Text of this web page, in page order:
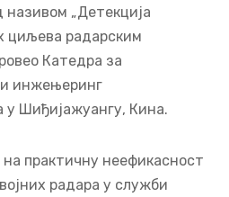
„Детекција
циљева радарским
Катедра за
инжењеринг
у Шиђијажуангу, Кина.
практичну неефикасност
радара у служби